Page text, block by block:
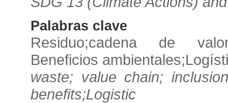
Palabras clave
Residuo;cadena de
Beneficios
waste; value chain;
benefits;Logistic